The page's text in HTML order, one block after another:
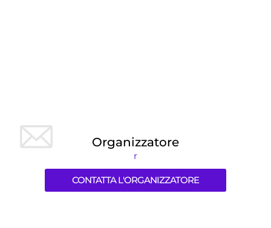
Organizzatore
r
CONTATTA L'ORGANIZZATORE